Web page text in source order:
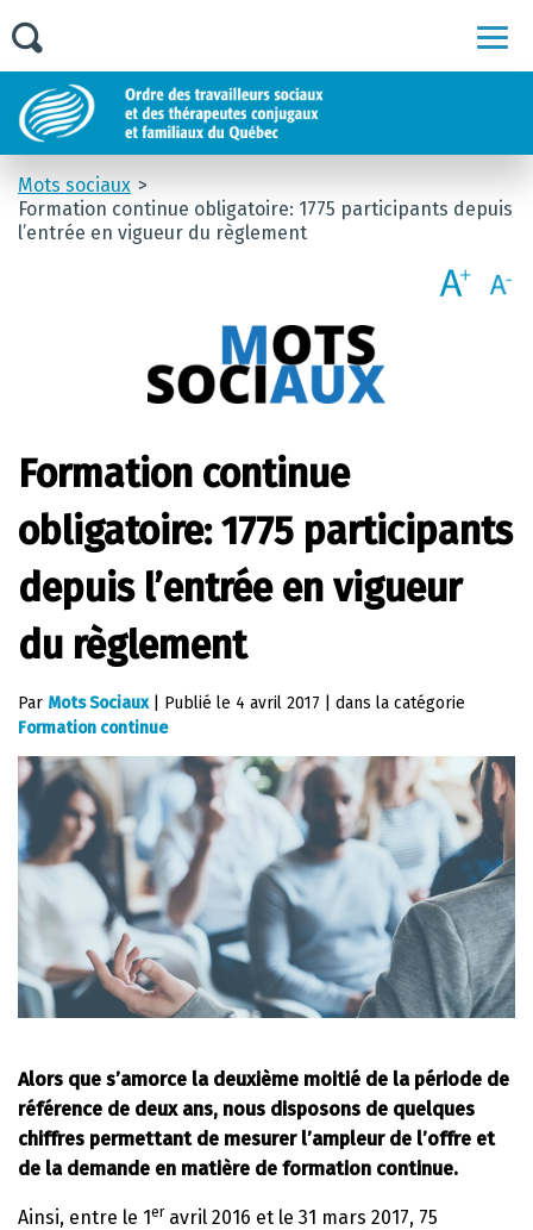
Mots sociaux
Formation continue obligatoire: 1775 participants depuis
l’entrée en vigueur du règlement
Formation continue
obligatoire: 1775 participants
depuis l’entrée en vigueur
du règlement
Par Mots Sociaux| Publié le 4 avril 2017
dans la catégorie
Formation continue
Alors que s’amorce la deuxième moitié de la période de
référence de deux ans, nous disposons de quelques
chiffres permettant de mesurer l’ampleur de l’offre et
de la demande en matière de formation continue.
Ainsi, entre le 1eravril 2016 et le 31 mars 2017, 75